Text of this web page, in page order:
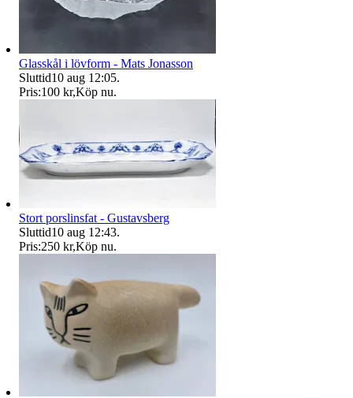
Glasskål i lövform - Mats Jonasson
Sluttid10 aug 12:05.
Pris:100 kr,Köp nu.
Stort porslinsfat - Gustavsberg
Sluttid10 aug 12:43.
Pris:250 kr,Köp nu.